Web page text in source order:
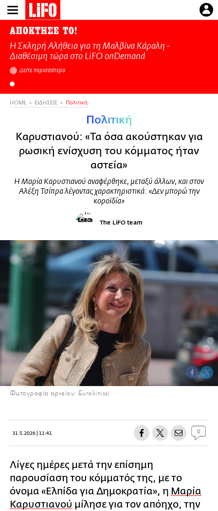
Παράκαμψη
προς
κυρίως
περιεχόμενο
ΑΠΟΚΤΗΣΕ ΤΟ!
Η Σκληρή Αλήθεια για τη Μαλβίνα Κάραλη -
Διαθέσιμη τώρα στo LiFO onDemand
Δείτε περισσότερα
HOME ΕΙΔΗΣΕΙΣ Πολιτική
Πολιτική
Καρυστιανού: «Τα όσα ακούστηκαν για
ρωσική ενίσχυση του κόμματος ήταν
αστεία»
Η Μαρία Καρυστιανού αναφέρθηκε, μεταξύ άλλων, και στον
Αλέξη Τσίπρα λέγοντας χαρακτηριστικά: «Δεν μπορώ την
κοροϊδία»
The LiFO team
Φωτογραφία αρχείου: Eurokinissi
31.5.2026 | 11:41 0
Λίγες ημέρες μετά την επίσημη
παρουσίαση του κόμματός της, με το
όνομα «Ελπίδα για Δημοκρατία», η Μαρία
Καρυστιανού μίλησε για τον απόηχο, την